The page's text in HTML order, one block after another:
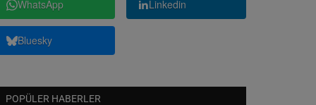
WhatsApp Linkedin
Bluesky
POPÜLER HABERLER